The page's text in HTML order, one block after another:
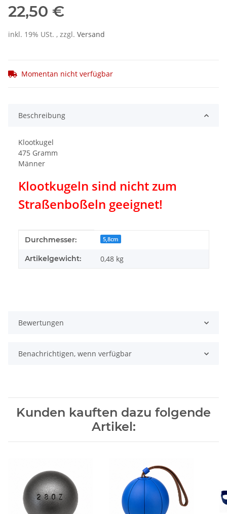
22,50 €
inkl. 19% USt. , zzgl. Versand
Momentan nicht verfügbar
Beschreibung
Klootkugel
475 Gramm
Männer
Klootkugeln sind nicht zum
Straßenboßeln geeignet!
Produkteigenschaft
Wert
Durchmesser: 5,8cm
Artikelgewicht: 0,48 kg
Bewertungen
Benachrichtigen, wenn verfügbar
Kunden kauften dazu folgende
Artikel: